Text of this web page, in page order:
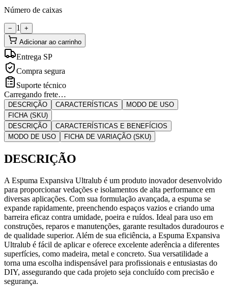
Número de caixas
− 1
+
Adicionar ao carrinho
Entrega SP
Compra segura
Suporte técnico
Carregando frete…
DESCRIÇÃO CARACTERÍSTICAS
MODO DE USO
FICHA (SKU)
DESCRIÇÃO
CARACTERÍSTICAS E BENEFÍCIOS
MODO DE USO
FICHA DE VARIAÇÃO (SKU)
DESCRIÇÃO
A Espuma Expansiva Ultralub é um produto inovador desenvolvido
para proporcionar vedações e isolamentos de alta performance em
diversas aplicações. Com sua formulação avançada, a espuma se
expande rapidamente, preenchendo espaços vazios e criando uma
barreira eficaz contra umidade, poeira e ruídos. Ideal para uso em
construções, reparos e manutenções, garante resultados duradouros e
de qualidade superior. Além de sua eficiência, a Espuma Expansiva
Ultralub é fácil de aplicar e oferece excelente aderência a diferentes
superfícies, como madeira, metal e concreto. Sua versatilidade a
torna uma escolha indispensável para profissionais e entusiastas do
DIY, assegurando que cada projeto seja concluído com precisão e
segurança.